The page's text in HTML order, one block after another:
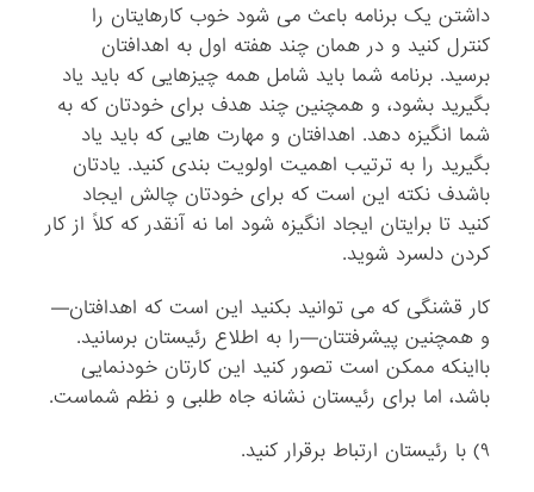
داشتن یک برنامه باعث می شود خوب کارهایتان را
کنترل کنید و در همان چند هفته اول به اهدافتان
برسید. برنامه شما باید شامل همه چیزهایی که باید یاد
بگیرید بشود، و همچنین چند هدف برای خودتان که به
شما انگیزه دهد. اهدافتان و مهارت هایی که باید یاد
بگیرید را به ترتیب اهمیت اولویت بندی کنید. یادتان
باشدف نکته این است که برای خودتان چالش ایجاد
کنید تا برایتان ایجاد انگیزه شود اما نه آنقدر که کلاً از کار
کردن دلسرد شوید.
کار قشنگی که می توانید بکنید این است که اهدافتان—
و همچنین پیشرفتتان—را به اطلاع رئیستان برسانید.
بااینکه ممکن است تصور کنید این کارتان خودنمایی
باشد، اما برای رئیستان نشانه جاه طلبی و نظم شماست.
۹) با رئیستان ارتباط برقرار کنید.